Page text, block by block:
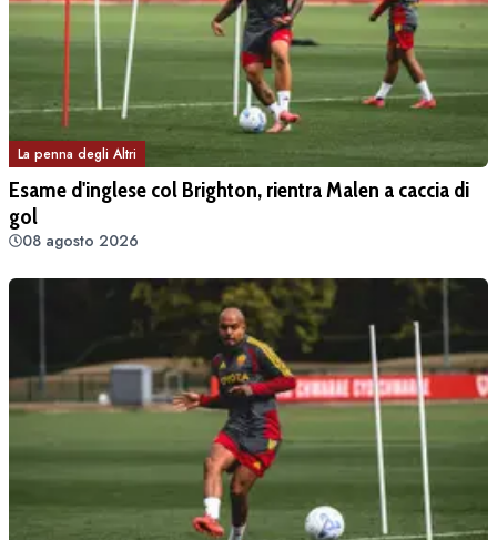
La penna degli Altri
Esame d'inglese col Brighton, rientra Malen a caccia di
gol
08 agosto 2026